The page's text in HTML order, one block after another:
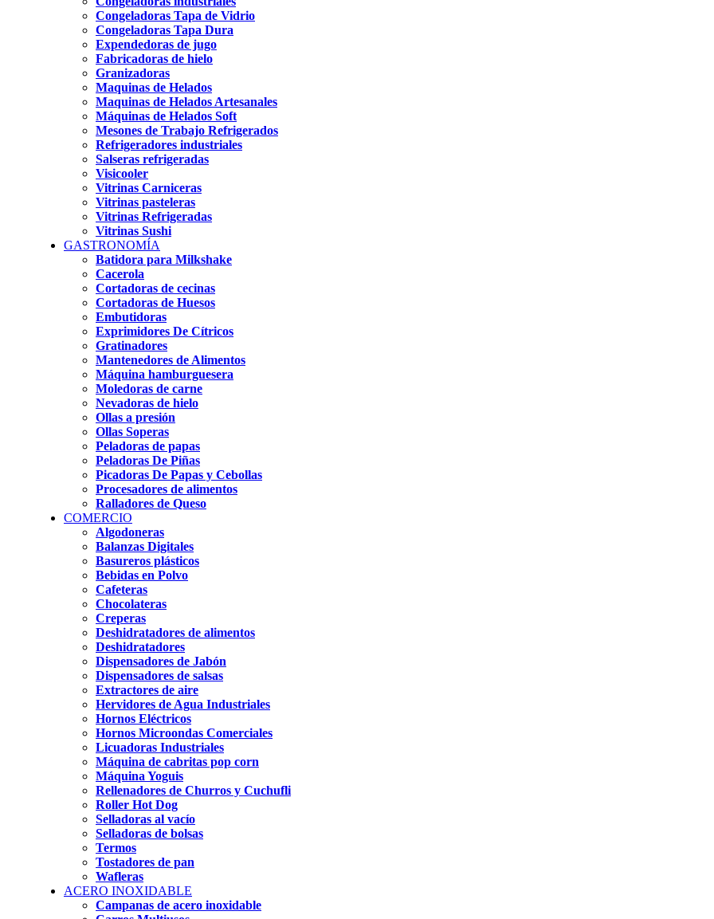
Congeladoras Tapa de Vidrio
Congeladoras Tapa Dura
Expendedoras de jugo
Fabricadoras de hielo
Granizadoras
Maquinas de Helados
Maquinas de Helados Artesanales
Máquinas de Helados Soft
Mesones de Trabajo Refrigerados
Refrigeradores industriales
Salseras refrigeradas
Visicooler
Vitrinas Carniceras
Vitrinas pasteleras
Vitrinas Refrigeradas
Vitrinas Sushi
GASTRONOMÍA
Batidora para Milkshake
Cacerola
Cortadoras de cecinas
Cortadoras de Huesos
Embutidoras
Exprimidores De Cítricos
Gratinadores
Mantenedores de Alimentos
Máquina hamburguesera
Moledoras de carne
Nevadoras de hielo
Ollas a presión
Ollas Soperas
Peladoras de papas
Peladoras De Piñas
Picadoras De Papas y Cebollas
Procesadores de alimentos
Ralladores de Queso
COMERCIO
Algodoneras
Balanzas Digitales
Basureros plásticos
Bebidas en Polvo
Cafeteras
Chocolateras
Creperas
Deshidratadores de alimentos
Deshidratadores
Dispensadores de Jabón
Dispensadores de salsas
Extractores de aire
Hervidores de Agua Industriales
Hornos Eléctricos
Hornos Microondas Comerciales
Licuadoras Industriales
Máquina de cabritas pop corn
Máquina Yoguis
Rellenadores de Churros y Cuchufli
Roller Hot Dog
Selladoras al vacío
Selladoras de bolsas
Termos
Tostadores de pan
Wafleras
ACERO INOXIDABLE
Campanas de acero inoxidable